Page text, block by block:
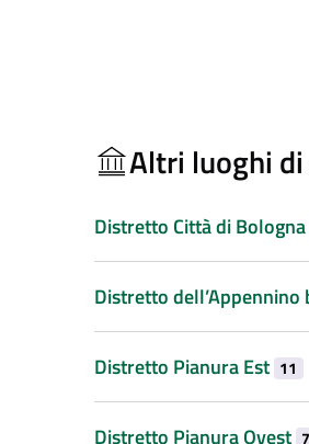
Altri luoghi
Distretto Città di Bologna
Distretto dell’Appennino
Distretto Pianura Est 11
Distretto Pianura Ovest 7